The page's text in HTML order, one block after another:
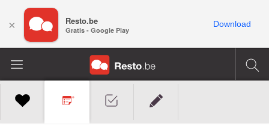
× Resto.be
Gratis - Google Play
Download